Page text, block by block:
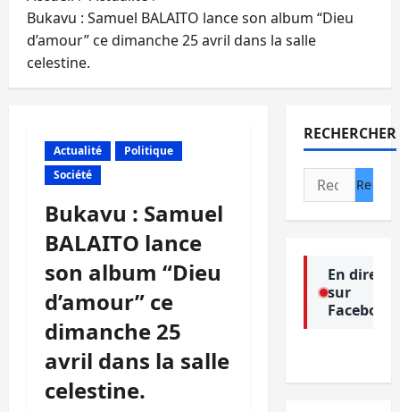
Bukavu : Samuel BALAITO lance son album “Dieu
d’amour” ce dimanche 25 avril dans la salle
celestine.
Actualité
Politique
Société
Bukavu : Samuel
BALAITO lance
son album “Dieu
d’amour” ce
dimanche 25
avril dans la salle
celestine.
RECHERCHER
Rechercher :
En direct
sur
Facebook